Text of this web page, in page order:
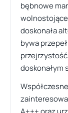
bębnowe
doskonała
bywa
doskonałym